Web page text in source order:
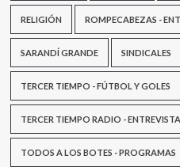
RELIGIÓN ROMPECABEZAS -
SARANDÍ GRANDE SINDICALES
TERCER TIEMPO - FÚTBOL Y GOLES
TERCER TIEMPO RADIO -
TODOS A LOS BOTES - PROGRAMAS